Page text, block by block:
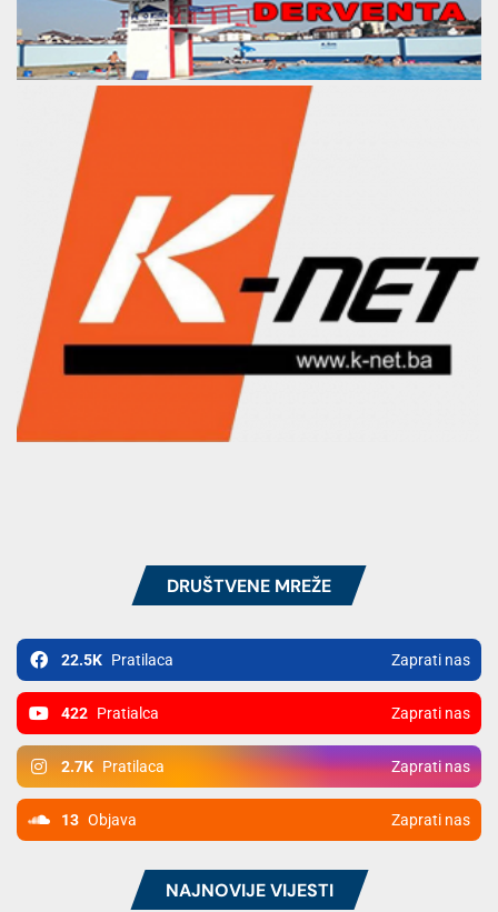
DRUŠTVENE MREŽE
22.5K Pratilaca Zaprati nas
422 Pratialca Zaprati nas
2.7K Pratilaca Zaprati nas
13 Objava Zaprati nas
NAJNOVIJE VIJESTI